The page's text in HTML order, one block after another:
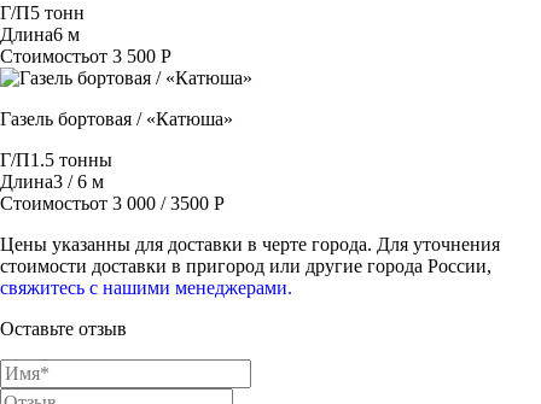
Г/П5 тонн
Длина6 м
Стоимостьот 3 500 Р
Газель бортовая / «Катюша»
Г/П1.5 тонны
Длина3 / 6 м
Стоимостьот 3 000 / 3500 Р
Цены указанны для доставки в черте города. Для уточнения
стоимости доставки в пригород или другие города России,
свяжитесь с нашими менеджерами.
Оставьте отзыв